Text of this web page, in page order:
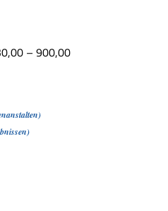
– 900,00